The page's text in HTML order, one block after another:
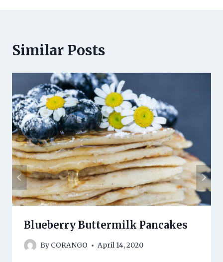
Similar Posts
Blueberry Buttermilk Pancakes
By CORANGO April 14, 2020